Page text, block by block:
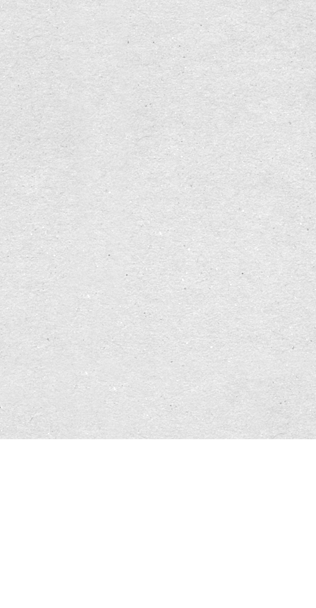
Unendlichkeit, der leeren, also schlechten
Dauer, in der kein Schlaf möglich ist. Der
Zeitriss, die radikale Diskontinuität der Zeit, die
auch keine Erinnerung zulässt, führt zur
quälenden Schlaflosigkeit.
Aus
Byung-Chul Han - Duft der Zeit , S. 15
Gemeinsam philosophieren in Basel la bonne
heure | Raum für Selbstbestimmung, Kreativität
und Menschenwürde #Proust #
Philosophie
#Ökologie Basel